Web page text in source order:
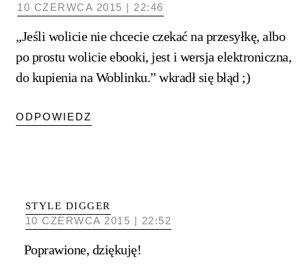
10 CZERWCA 2015 | 22:46
„Jeśli wolicie nie chcecie czekać na przesyłkę, albo
po prostu wolicie ebooki, jest i wersja elektroniczna,
do kupienia na Woblinku.” wkradł się błąd ;)
ODPOWIEDZ
STYLE DIGGER
10 CZERWCA 2015 | 22:52
Poprawione, dziękuję!